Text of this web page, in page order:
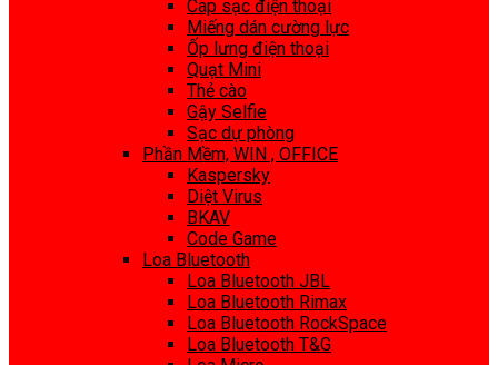
Cap sạc điện thoại
Miếng dán cường lực
Ốp lưng điện thoại
Quạt Mini
Thẻ cào
Gậy Selfie
Sạc dự phòng
Phần Mềm, WIN , OFFICE
Kaspersky
Diệt Virus
BKAV
Code Game
Loa Bluetooth
Loa Bluetooth JBL
Loa Bluetooth Rimax
Loa Bluetooth RockSpace
Loa Bluetooth T&G